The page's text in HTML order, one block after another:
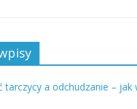
tarczycy a odchudzanie – jak